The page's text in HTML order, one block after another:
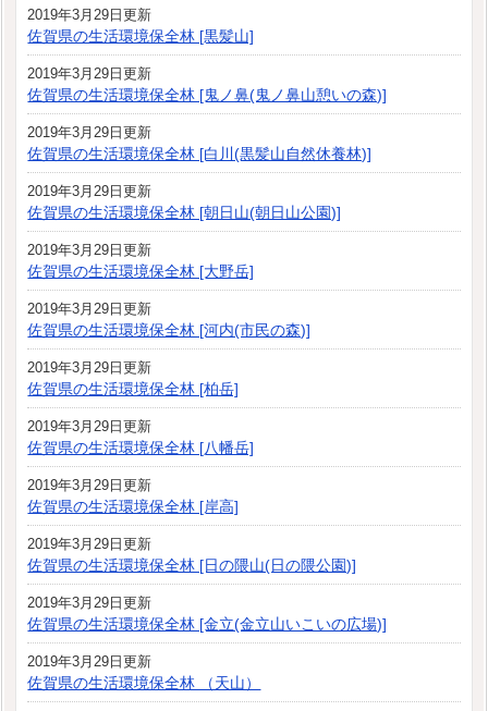
2019年3月29日更新
佐賀県の生活環境保全林 [黒髪山]
2019年3月29日更新
佐賀県の生活環境保全林 [鬼ノ鼻(鬼ノ鼻山憩いの森)]
2019年3月29日更新
佐賀県の生活環境保全林 [白川(黒髪山自然休養林)]
2019年3月29日更新
佐賀県の生活環境保全林 [朝日山(朝日山公園)]
2019年3月29日更新
佐賀県の生活環境保全林 [大野岳]
2019年3月29日更新
佐賀県の生活環境保全林 [河内(市民の森)]
2019年3月29日更新
佐賀県の生活環境保全林 [柏岳]
2019年3月29日更新
佐賀県の生活環境保全林 [八幡岳]
2019年3月29日更新
佐賀県の生活環境保全林 [岸高]
2019年3月29日更新
佐賀県の生活環境保全林 [日の隈山(日の隈公園)]
2019年3月29日更新
佐賀県の生活環境保全林 [金立(金立山いこいの広場)]
2019年3月29日更新
佐賀県の生活環境保全林 （天山）